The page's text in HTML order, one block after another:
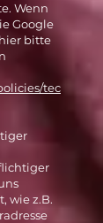
Wenn
Google
bitte
tec
wie z.B.